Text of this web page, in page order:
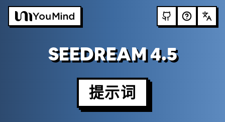
SEEDREAM 4.5
提示词